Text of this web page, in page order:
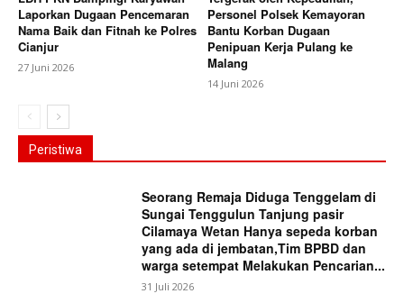
Laporkan Dugaan Pencemaran
Nama Baik dan Fitnah ke Polres
Cianjur
27 Juni 2026
Personel Polsek Kemayoran
Bantu Korban Dugaan
Penipuan Kerja Pulang ke
Malang
14 Juni 2026
Peristiwa
Seorang Remaja Diduga Tenggelam di
Sungai Tenggulun Tanjung pasir
Cilamaya Wetan Hanya sepeda korban
yang ada di jembatan,Tim BPBD dan
warga setempat Melakukan Pencarian...
31 Juli 2026